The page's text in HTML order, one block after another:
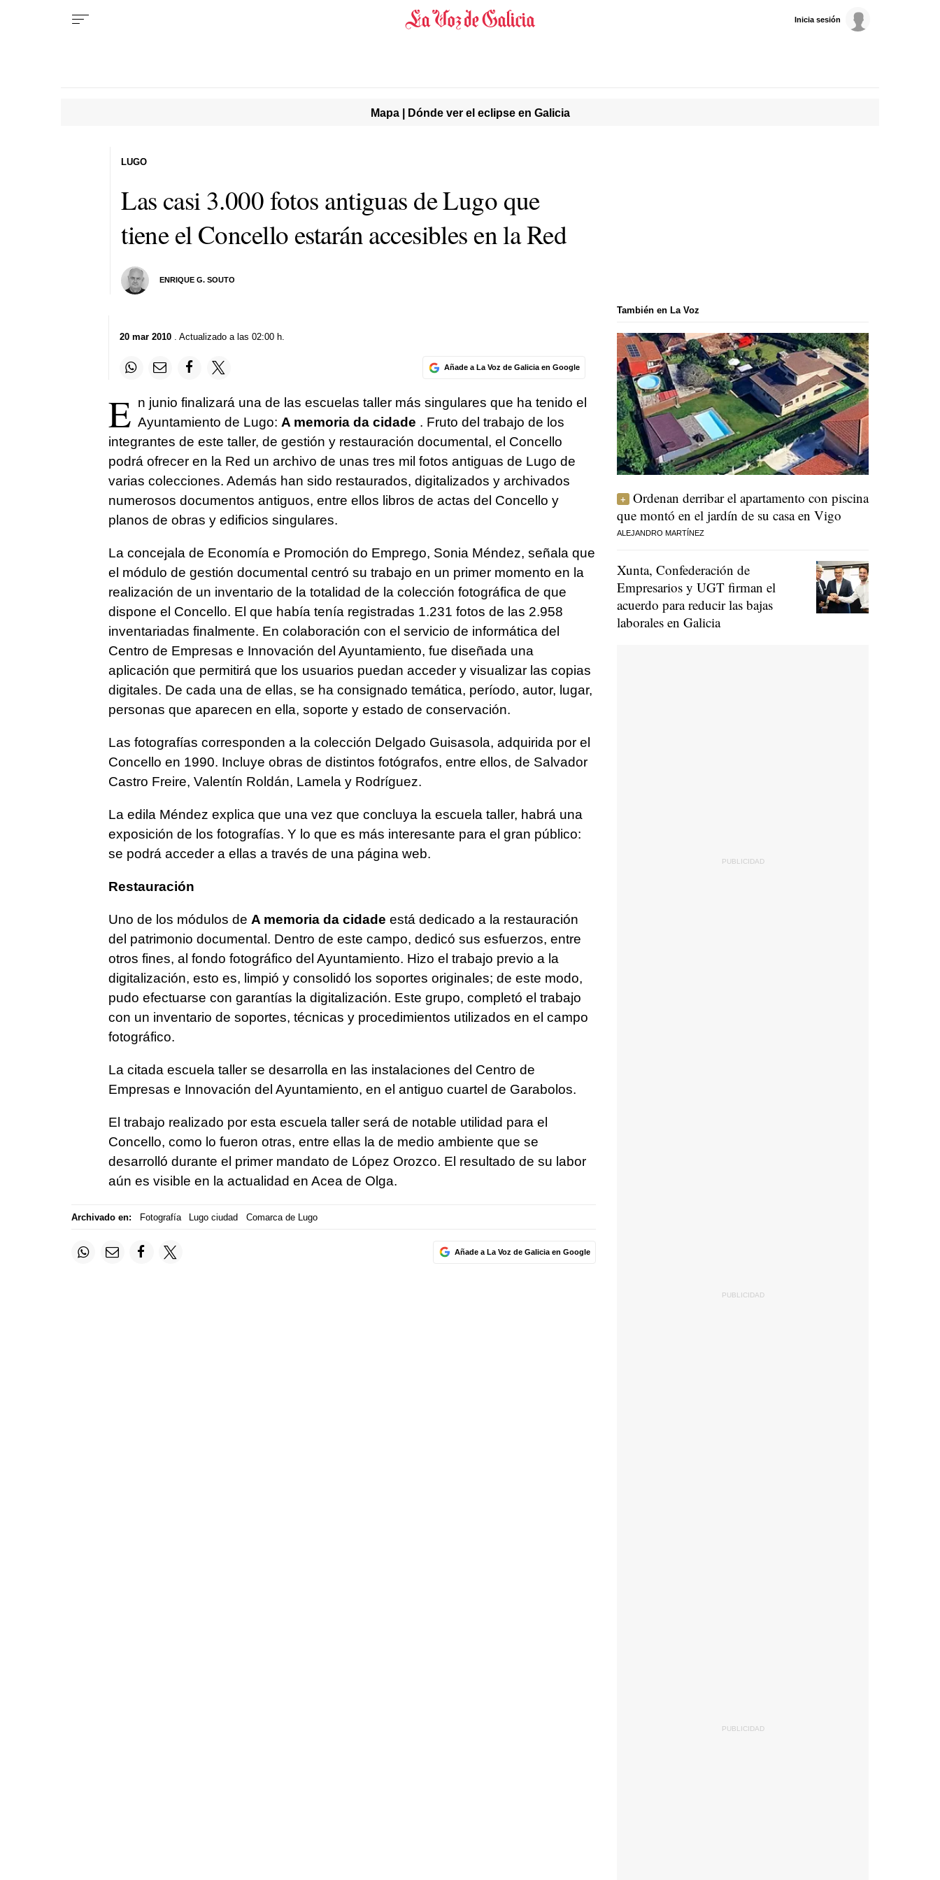
Inicia sesión
Mapa | Dónde ver el eclipse en Galicia
Las casi 3.000 fotos antiguas de Lugo que
tiene el Concello estarán accesibles en la Red
ENRIQUE G. SOUTO
LUGO
20 mar 2010. Actualizado a las 02:00 h.
Añade a La Voz de Galicia en Google
E n junio finalizará una de las escuelas taller más singulares que ha tenido el
Ayuntamiento de Lugo: A memoria da cidade . Fruto del trabajo de los
integrantes de este taller, de gestión y restauración documental, el Concello
podrá ofrecer en la Red un archivo de unas tres mil fotos antiguas de Lugo de
varias colecciones. Además han sido restaurados, digitalizados y archivados
numerosos documentos antiguos, entre ellos libros de actas del Concello y
planos de obras y edificios singulares.
La concejala de Economía e Promoción do Emprego, Sonia Méndez, señala que
el módulo de gestión documental centró su trabajo en un primer momento en la
realización de un inventario de la totalidad de la colección fotográfica de que
dispone el Concello. El que había tenía registradas 1.231 fotos de las 2.958
inventariadas finalmente. En colaboración con el servicio de informática del
Centro de Empresas e Innovación del Ayuntamiento, fue diseñada una
aplicación que permitirá que los usuarios puedan acceder y visualizar las copias
digitales. De cada una de ellas, se ha consignado temática, período, autor, lugar,
personas que aparecen en ella, soporte y estado de conservación.
Las fotografías corresponden a la colección Delgado Guisasola, adquirida por el
Concello en 1990. Incluye obras de distintos fotógrafos, entre ellos, de Salvador
Castro Freire, Valentín Roldán, Lamela y Rodríguez.
La edila Méndez explica que una vez que concluya la escuela taller, habrá una
exposición de los fotografías. Y lo que es más interesante para el gran público:
se podrá acceder a ellas a través de una página web.
Restauración
Uno de los módulos de A memoria da cidade está dedicado a la restauración
del patrimonio documental. Dentro de este campo, dedicó sus esfuerzos, entre
otros fines, al fondo fotográfico del Ayuntamiento. Hizo el trabajo previo a la
digitalización, esto es, limpió y consolidó los soportes originales; de este modo,
pudo efectuarse con garantías la digitalización. Este grupo, completó el trabajo
con un inventario de soportes, técnicas y procedimientos utilizados en el campo
fotográfico.
La citada escuela taller se desarrolla en las instalaciones del Centro de
Empresas e Innovación del Ayuntamiento, en el antiguo cuartel de Garabolos.
El trabajo realizado por esta escuela taller será de notable utilidad para el
Concello, como lo fueron otras, entre ellas la de medio ambiente que se
desarrolló durante el primer mandato de López Orozco. El resultado de su labor
aún es visible en la actualidad en Acea de Olga.
Archivado en: Fotografía Lugo ciudad Comarca de Lugo
Añade a La Voz de Galicia en Google
También en La Voz
Ordenan derribar el apartamento con piscina
que montó en el jardín de su casa en Vigo
ALEJANDRO MARTÍNEZ
Xunta, Confederación de
Empresarios y UGT firman el
acuerdo para reducir las bajas
laborales en Galicia